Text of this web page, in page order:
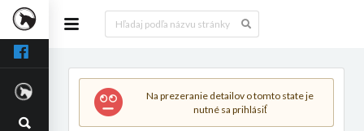
Na prezeranie detailov o tomto state je
nutné sa prihlásiť